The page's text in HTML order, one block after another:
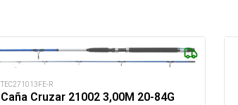
TEC271013FE-R
Caña Cruzar 21002 3,00M 20-84G